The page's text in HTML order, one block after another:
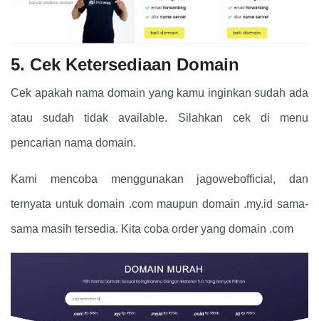
5. Cek Ketersediaan Domain
Cek apakah nama domain yang kamu inginkan sudah ada
atau sudah tidak available. Silahkan cek di menu
pencarian nama domain.
Kami mencoba menggunakan jagowebofficial, dan
ternyata untuk domain .com maupun domain .my.id sama-
sama masih tersedia. Kita coba order yang domain .com